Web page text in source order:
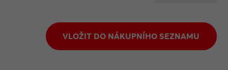
VLOŽIT DO NÁKUPNÍHO SEZNAMU